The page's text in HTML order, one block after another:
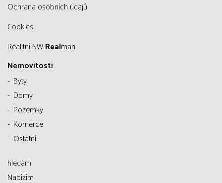
Ochrana osobních údajů
Cookies
Realitní SWRealman
Nemovitosti
Byty
Domy
Pozemky
Komerce
Ostatní
hledám
Nabízím